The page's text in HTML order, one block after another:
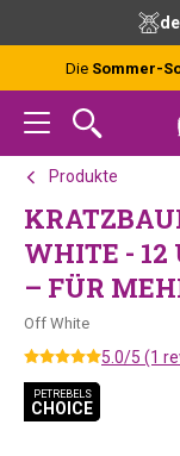
content
Die Sommer-
Produkte
WHITE - 12
– FÜR
Off White
5.0/5 (1
PETREBELS
CHOICEPETREBELS
PETREBELS
CHOICEPETREBELS